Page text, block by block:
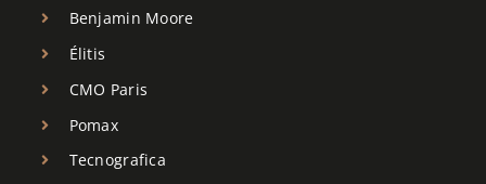
Benjamin Moore
Élitis
CMO Paris
Pomax
Tecnografica